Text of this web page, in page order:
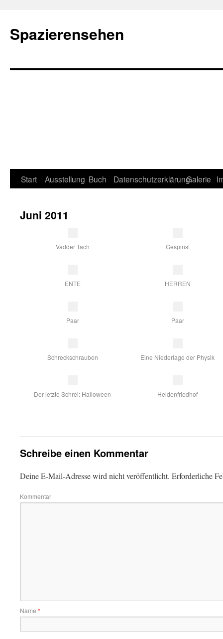
Spazierensehen
Start Ausstellung Buch DatenschutzerklärungGalerie
Juni 2011
Vadder Tach Gespinst
ENTE HERREN
Paar Paar
Schreckschrauben Eine Niederlage der Physik
Der letzte Schrei: Halloween Heldenfriedhof
Schreibe einen Kommentar
Deine E-Mail-Adresse wird nicht veröffentlicht. Erforderliche
Kommentar
Name *